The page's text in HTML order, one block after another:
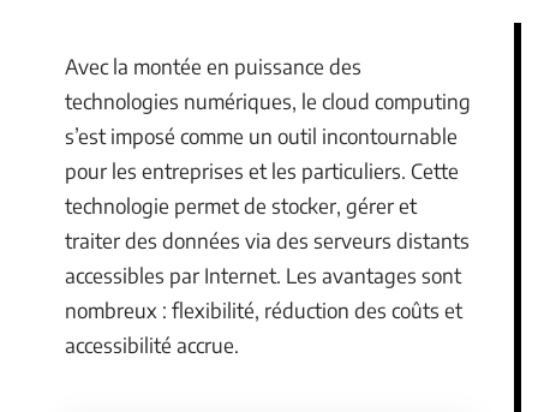
Avec la montée en puissance des
technologies numériques, le cloud computing
s’est imposé comme un outil incontournable
pour les entreprises et les particuliers. Cette
technologie permet de stocker, gérer et
traiter des données via des serveurs distants
accessibles par Internet. Les avantages sont
nombreux : flexibilité, réduction des coûts et
accessibilité accrue.